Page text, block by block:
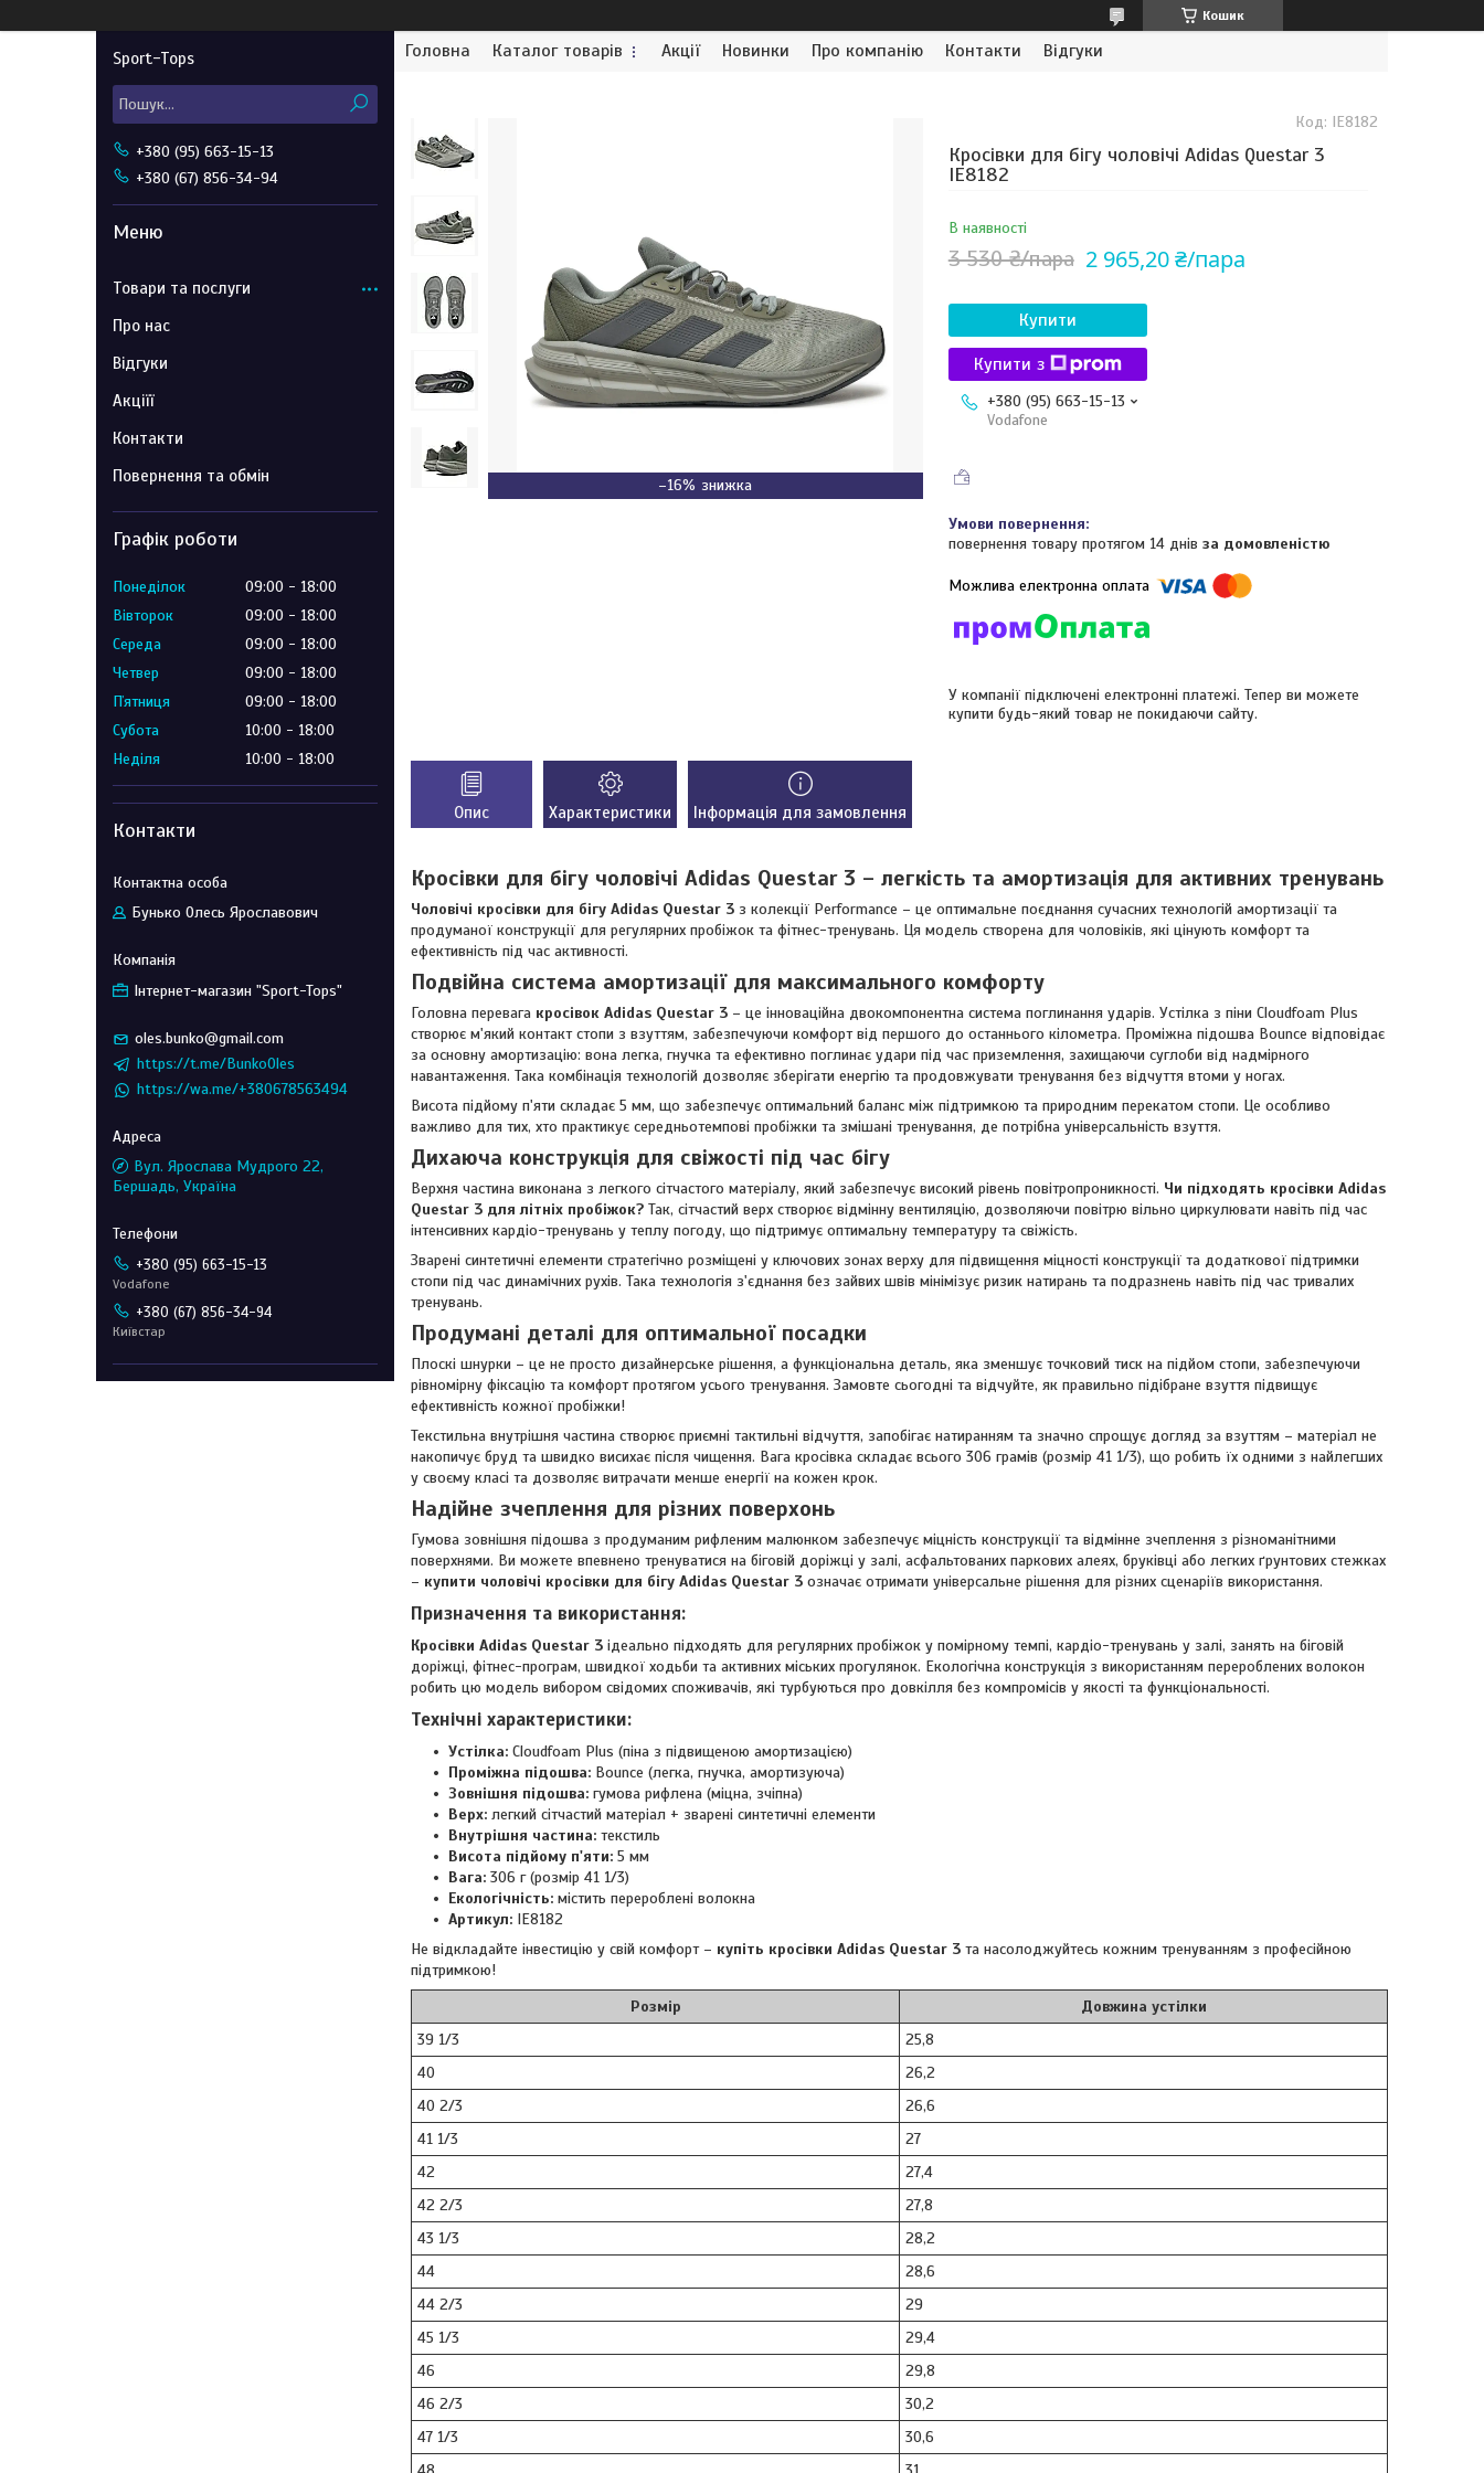
Кошик
Головна Каталог товарів Акції Новинки Про компанію Контакти Відгуки
–16%
Кросівки для бігу чоловічі Adidas Questar 3
IE8182
В наявності
Код: IE8182
3 530 ₴/пара 2 965,20 ₴/пара
Купити
Купити з
+380 (95) 663-15-13
Vodafone
повернення товару протягом 14 днів за домовленістю
У компанії підключені електронні платежі. Тепер ви можете
купити будь-який товар не покидаючи сайту.
Опис Характеристики Інформація для замовлення
Кросівки для бігу чоловічі Adidas Questar 3 – легкість та амортизація для активних тренувань
Чоловічі кросівки для бігу Adidas Questar 3 з колекції Performance – це оптимальне поєднання сучасних технологій амортизації та
продуманої конструкції для регулярних пробіжок та фітнес-тренувань. Ця модель створена для чоловіків, які цінують комфорт та
ефективність під час активності.
Подвійна система амортизації для максимального комфорту
Головна перевага кросівок Adidas Questar 3 – це інноваційна двокомпонентна система поглинання ударів. Устілка з піни Cloudfoam Plus
створює м'який контакт стопи з взуттям, забезпечуючи комфорт від першого до останнього кілометра. Проміжна підошва Bounce відповідає
за основну амортизацію: вона легка, гнучка та ефективно поглинає удари під час приземлення, захищаючи суглоби від надмірного
навантаження. Така комбінація технологій дозволяє зберігати енергію та продовжувати тренування без відчуття втоми у ногах.
Висота підйому п'яти складає 5 мм, що забезпечує оптимальний баланс між підтримкою та природним перекатом стопи. Це особливо
важливо для тих, хто практикує середньотемпові пробіжки та змішані тренування, де потрібна універсальність взуття.
Дихаюча конструкція для свіжості під час бігу
Верхня частина виконана з легкого сітчастого матеріалу, який забезпечує високий рівень повітропроникності. Чи підходять кросівки Adidas
Questar 3 для літніх пробіжок? Так, сітчастий верх створює відмінну вентиляцію, дозволяючи повітрю вільно циркулювати навіть під час
інтенсивних кардіо-тренувань у теплу погоду, що підтримує оптимальну температуру та свіжість.
Зварені синтетичні елементи стратегічно розміщені у ключових зонах верху для підвищення міцності конструкції та додаткової підтримки
стопи під час динамічних рухів. Така технологія з'єднання без зайвих швів мінімізує ризик натирань та подразнень навіть під час тривалих
тренувань.
Продумані деталі для оптимальної посадки
Плоскі шнурки – це не просто дизайнерське рішення, а функціональна деталь, яка зменшує точковий тиск на підйом стопи, забезпечуючи
рівномірну фіксацію та комфорт протягом усього тренування. Замовте сьогодні та відчуйте, як правильно підібране взуття підвищує
ефективність кожної пробіжки!
Текстильна внутрішня частина створює приємні тактильні відчуття, запобігає натиранням та значно спрощує догляд за взуттям – матеріал не
накопичує бруд та швидко висихає після чищення. Вага кросівка складає всього 306 грамів (розмір 41 1/3), що робить їх одними з найлегших
у своєму класі та дозволяє витрачати менше енергії на кожен крок.
Надійне зчеплення для різних поверхонь
Гумова зовнішня підошва з продуманим рифленим малюнком забезпечує міцність конструкції та відмінне зчеплення з різноманітними
поверхнями. Ви можете впевнено тренуватися на біговій доріжці у залі, асфальтованих паркових алеях, бруківці або легких ґрунтових стежках
– купити чоловічі кросівки для бігу Adidas Questar 3 означає отримати універсальне рішення для різних сценаріїв використання.
Призначення та використання:
Кросівки Adidas Questar 3 ідеально підходять для регулярних пробіжок у помірному темпі, кардіо-тренувань у залі, занять на біговій
доріжці, фітнес-програм, швидкої ходьби та активних міських прогулянок. Екологічна конструкція з використанням перероблених волокон
робить цю модель вибором свідомих споживачів, які турбуються про довкілля без компромісів у якості та функціональності.
Технічні характеристики:
Устілка: Cloudfoam Plus (піна з підвищеною амортизацією)
Проміжна підошва: Bounce (легка, гнучка, амортизуюча)
Зовнішня підошва: гумова рифлена (міцна, зчіпна)
Верх: легкий сітчастий матеріал + зварені синтетичні елементи
Внутрішня частина: текстиль
Висота підйому п'яти: 5 мм
Вага: 306 г (розмір 41 1/3)
Екологічність: містить перероблені волокна
Артикул: IE8182
Не відкладайте інвестицію у свій комфорт – купіть кросівки Adidas Questar 3 та насолоджуйтесь кожним тренуванням з професійною
підтримкою!
Розмір
Довжина устілки
39 1/3
25,8
40
26,2
40 2/3
26,6
41 1/3
27
42
27,4
42 2/3
27,8
43 1/3
28,2
44
28,6
44 2/3
29
45 1/3
29,4
46
29,8
46 2/3
30,2
47 1/3
30,6
Sport-Tops
+380 (95) 663-15-13
+380 (67) 856-34-94
Товари та послуги
Про нас
Відгуки
Акціїї
Контакти
Повернення та обмін
Графік роботи
Понеділок 09:00
18:00
Вівторок
09:00
18:00
Середа
09:00
18:00
Четвер
09:00
18:00
Пʼятниця
09:00
18:00
Субота
10:00
18:00
Неділя
10:00 18:00
Контакти
Бунько Олесь Ярославович
Інтернет-магазин "Sport-Tops"
oles.bunko@gmail.com
https://t.me/BunkoOles
https://wa.me/+380678563494
Вул. Ярослава Мудрого 22,
Бершадь, Україна
+380 (95) 663-15-13
Vodafone
+380 (67) 856-34-94
Київстар